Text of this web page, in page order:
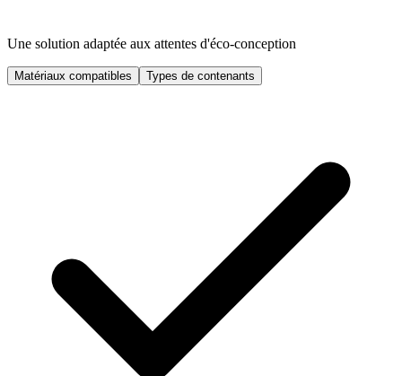
Une solution adaptée aux attentes d'éco-conception
Matériaux compatibles Types de contenants